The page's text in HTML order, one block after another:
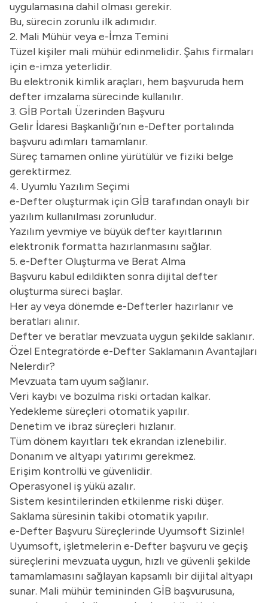
uygulamasına dahil olması gerekir.
Bu, sürecin zorunlu ilk adımıdır.
2. Mali Mühür veya e-İmza Temini
Tüzel kişiler mali mühür edinmelidir. Şahıs firmaları
için e-imza yeterlidir.
Bu elektronik kimlik araçları, hem başvuruda hem
defter imzalama sürecinde kullanılır.
3. GİB Portalı Üzerinden Başvuru
Gelir İdaresi Başkanlığı’nın e-Defter portalında
başvuru adımları tamamlanır.
Süreç tamamen online yürütülür ve fiziki belge
gerektirmez.
4. Uyumlu Yazılım Seçimi
e-Defter oluşturmak için GİB tarafından onaylı bir
yazılım kullanılması zorunludur.
Yazılım yevmiye ve büyük defter kayıtlarının
elektronik formatta hazırlanmasını sağlar.
5. e-Defter Oluşturma ve Berat Alma
Başvuru kabul edildikten sonra dijital defter
oluşturma süreci başlar.
Her ay veya dönemde e-Defterler hazırlanır ve
beratları alınır.
Defter ve beratlar mevzuata uygun şekilde saklanır.
Özel Entegratörde e-Defter Saklamanın Avantajları
Nelerdir?
Mevzuata tam uyum sağlanır.
Veri kaybı ve bozulma riski ortadan kalkar.
Yedekleme süreçleri otomatik yapılır.
Denetim ve ibraz süreçleri hızlanır.
Tüm dönem kayıtları tek ekrandan izlenebilir.
Donanım ve altyapı yatırımı gerekmez.
Erişim kontrollü ve güvenlidir.
Operasyonel iş yükü azalır.
Sistem kesintilerinden etkilenme riski düşer.
Saklama süresinin takibi otomatik yapılır.
e-Defter Başvuru Süreçlerinde Uyumsoft Sizinle!
Uyumsoft, işletmelerin e-Defter başvuru ve geçiş
süreçlerini mevzuata uygun, hızlı ve güvenli şekilde
tamamlamasını sağlayan kapsamlı bir dijital altyapı
sunar. Mali mühür temininden GİB başvurusuna,